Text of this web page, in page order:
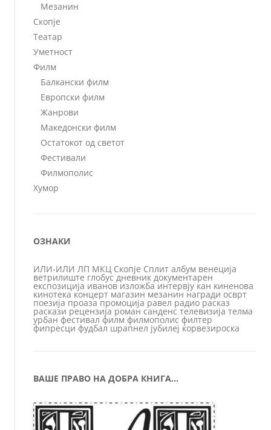
Мезанин
Скопје
Театар
Уметност
Филм
Балкански филм
Европски филм
Жанрови
Македонски филм
Остатокот од светот
Фестивали
Филмополис
Хумор
ОЗНАКИ
ИЛИ-ИЛИ ЛП МКЦ Скопје Сплит албум венеција
ветрилиште глобус дневник документарен
експозиција иванов изложба интервју кан киненова
кинотека концерт магазин мезанин награди осврт
поезија проаза промоција равел радио расказ
раскази рецензија роман санденс телевизија телма
урбан фестивал филм филмополис филтер
фипресци фудбал шрапнел јубилеј ќорвезироска
ВАШЕ ПРАВО НА ДОБРА КНИГА…